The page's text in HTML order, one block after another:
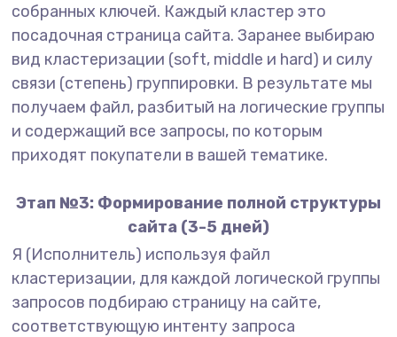
собранных ключей. Каждый кластер это
посадочная страница сайта. Заранее выбираю
вид кластеризации (soft, middle и hard) и силу
связи (степень) группировки. В результате мы
получаем файл, разбитый на логические группы
и содержащий все запросы, по которым
приходят покупатели в вашей тематике.
Этап №3: Формирование полной структуры
сайта (3-5 дней)
Я (Исполнитель) используя файл
кластеризации, для каждой логической группы
запросов подбираю страницу на сайте,
соответствующую интенту запроса